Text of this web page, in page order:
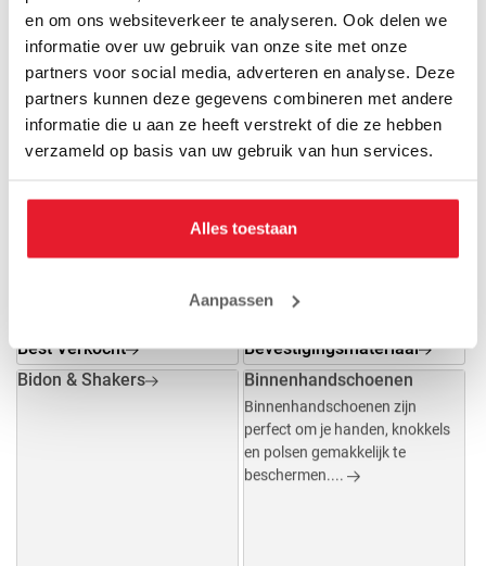
en om ons websiteverkeer te analyseren. Ook delen we
informatie over uw gebruik van onze site met onze
partners voor social media, adverteren en analyse. Deze
partners kunnen deze gegevens combineren met andere
informatie die u aan ze heeft verstrekt of die ze hebben
verzameld op basis van uw gebruik van hun services.
Alles toestaan
Aanpassen
Beenie
Bescherming
Best Verkocht
Best Verkocht
Bevestigingsmateriaal
Bevestigingsmateriaal
Bidon & Shakers
Binnenhandschoenen
Binnenhandschoenen zijn
perfect om je handen, knokkels
en polsen gemakkelijk te
beschermen....